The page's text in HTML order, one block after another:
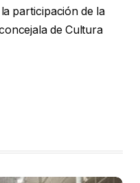
participación de la
de Cultura